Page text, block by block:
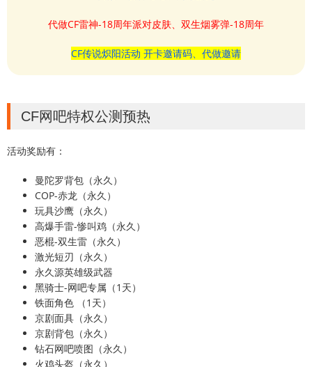
代做CF雷神-18周年派对皮肤、双生烟雾弹-18周年
CF传说炽阳活动 开卡邀请码、代做邀请
CF网吧特权公测预热
活动奖励有：
曼陀罗背包（永久）
COP-赤龙（永久）
玩具沙鹰（永久）
高爆手雷-惨叫鸡（永久）
恶棍-双生雷（永久）
激光短刃（永久）
永久源英雄级武器
黑骑士-网吧专属（1天）
铁面角色 （1天）
京剧面具（永久）
京剧背包（永久）
钻石网吧喷图（永久）
火鸡头盔（永久）